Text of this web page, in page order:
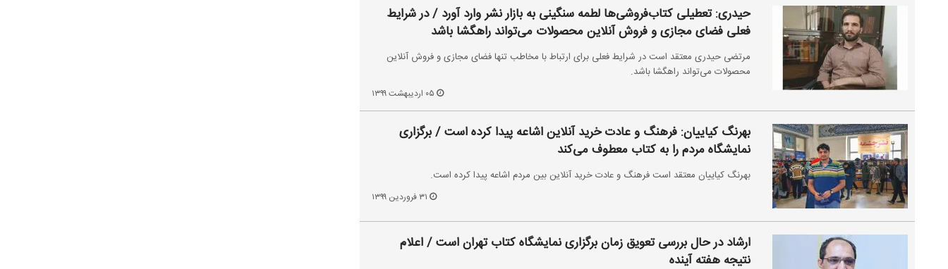
حیدری: تعطیلی کتاب‌فروشی‌ها لطمه سنگینی به بازار نشر وارد آورد / در شرایط
فعلی فضای مجازی و فروش آنلاین محصولات می‌تواند راهگشا باشد
مرتضی حیدری معتقد است در شرایط فعلی برای ارتباط با مخاطب تنها فضای مجازی و فروش آنلاین
محصولات می‌تواند راهگشا باشد.
بهرنگ کیاییان: فرهنگ و عادت خرید آنلاین اشاعه پیدا کرده است / برگزاری
نمایشگاه مردم را به کتاب معطوف می‌کند
بهرنگ کیاییان معتقد است فرهنگ و عادت خرید آنلاین بین مردم اشاعه پیدا کرده است.
ارشاد در حال بررسی تعویق زمان برگزاری نمایشگاه کتاب تهران است / اعلام
نتیجه هفته آینده